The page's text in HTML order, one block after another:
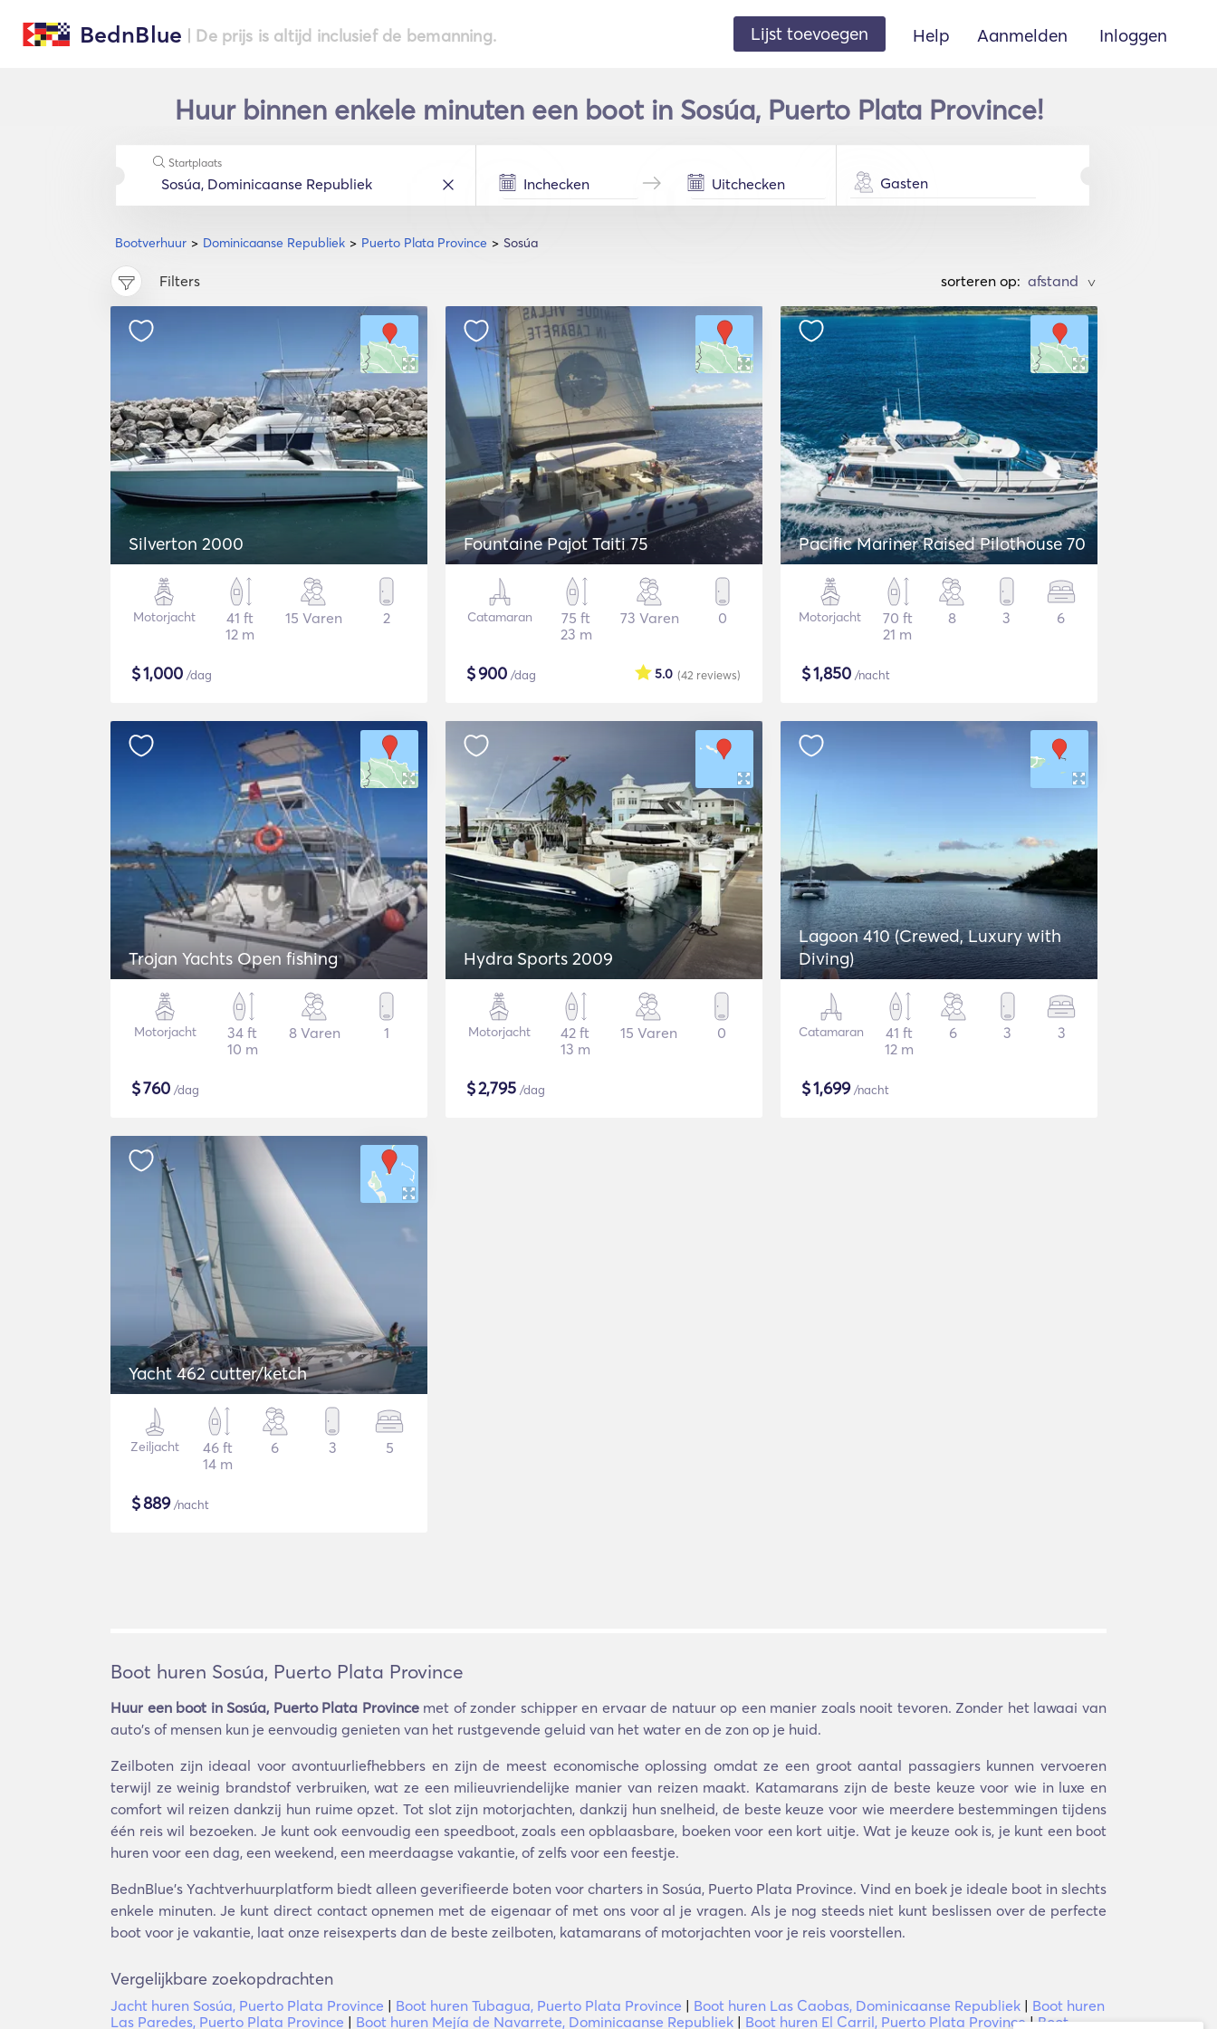
BednBlue | De prijs is altijd inclusief de bemanning. Lijst toevoegen Help Aanmelden Inloggen
Huur binnen enkele minuten een boot in Sosúa, Puerto Plata Province!
Bootverhuur Dominicaanse Republiek Puerto Plata Province Sosúa
Startplaats
Gasten
Filters sorteren op: >
Silverton 2000
Motorjacht
41 ft
12 m
15 Varen 2
$1,000 /dag
Fountaine Pajot Taiti 75
Catamaran
75 ft
23 m
73 Varen 0
$900 /dag (42 reviews)
5.0
Pacific Mariner Raised Pilothouse 70
Motorjacht
70 ft
21 m
8 3 6
$1,850 /nacht
Trojan Yachts Open fishing
Motorjacht
34 ft
10 m
8 Varen 1
$760 /dag
Hydra Sports 2009
Motorjacht
42 ft
13 m
15 Varen 0
$2,795 /dag
Lagoon 410 (Crewed, Luxury with
Diving)
Catamaran
41 ft
12 m
6 3 3
$1,699/nacht
Yacht 462 cutter/ketch
Zeiljacht
46 ft
14 m
6 3 5
$889/nacht
Boot huren Sosúa, Puerto Plata Province
Huur een boot in Sosúa, Puerto Plata Provincemet of zonder schipper en ervaar de natuur op een manier zoals nooit tevoren. Zonder het lawaai van
auto's of mensen kun je eenvoudig genieten van het rustgevende geluid van het water en de zon op je huid.
Zeilboten zijn ideaal voor avontuurliefhebbers en zijn de meest economische oplossing omdat ze een groot aantal passagiers kunnen vervoeren
terwijl ze weinig brandstof verbruiken, wat ze een milieuvriendelijke manier van reizen maakt. Katamarans zijn de beste keuze voor wie in luxe en
comfort wil reizen dankzij hun ruime opzet. Tot slot zijn motorjachten, dankzij hun snelheid, de beste keuze voor wie meerdere bestemmingen tijdens
één reis wil bezoeken. Je kunt ook eenvoudig een speedboot, zoals een opblaasbare, boeken voor een kort uitje. Wat je keuze ook is, je kunt een boot
huren voor een dag, een weekend, een meerdaagse vakantie, of zelfs voor een feestje.
BednBlue's Yachtverhuurplatform biedt alleen geverifieerde boten voor charters in Sosúa, Puerto Plata Province. Vind en boek je ideale boot in slechts
enkele minuten. Je kunt direct contact opnemen met de eigenaar of met ons voor al je vragen. Als je nog steeds niet kunt beslissen over de perfecte
boot voor je vakantie, laat onze reisexperts dan de beste zeilboten, katamarans of motorjachten voor je reis voorstellen.
Vergelijkbare zoekopdrachten
Jacht huren Sosúa, Puerto Plata Province | Boot huren Tubagua, Puerto Plata Province | Boot huren Las Caobas, Dominicaanse Republiek | Boot huren
Las Paredes, Puerto Plata Province | Boot huren Mejía de Navarrete, Dominicaanse Republiek | Boot huren El Carril, Puerto Plata Province|Boot